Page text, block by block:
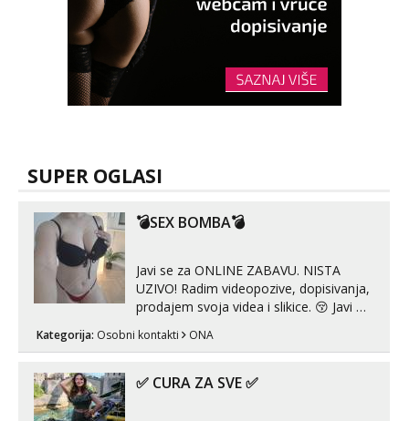
SUPER OGLASI
💣SEX BOMBA💣
Javi se za ONLINE ZABAVU. NISTA
UZIVO! Radim videopozive, dopisivanja,
prodajem svoja videa i slikice. 😚 Javi mi
Telegram. +385 91 723 0045
Kategorija: Osobni kontakti ONA
✅ CURA ZA SVE ✅